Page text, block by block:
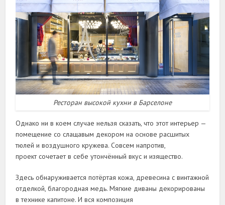
Ресторан высокой кухни в Барселоне
Однако ни в коем случае нельзя сказать, что этот интерьер —
помещение со слащавым декором на основе расшитых
тюлей и воздушного кружева. Совсем напротив,
проект сочетает в себе утончённый вкус и изящество.
Здесь обнаруживается потёртая кожа, древесина с винтажной
отделкой, благородная медь. Мягкие диваны декорированы
в технике капитоне. И вся композиция